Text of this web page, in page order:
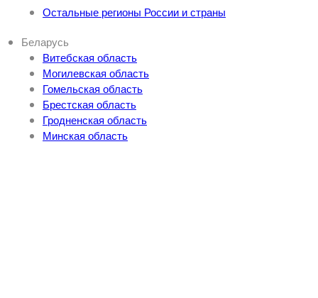
Остальные регионы России и страны
Беларусь
Витебская область
Могилевская область
Гомельская область
Брестская область
Гродненская область
Минская область